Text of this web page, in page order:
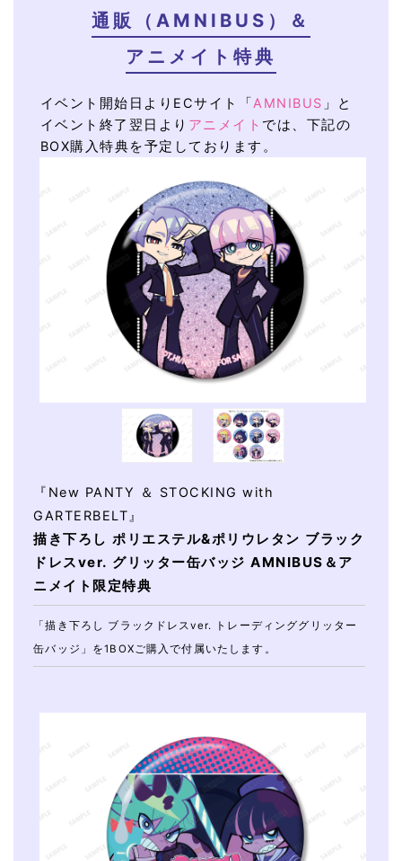
通販（AMNIBUS）＆
アニメイト特典
イベント開始日よりECサイト「AMNIBUS 」と
イベント終了翌日より アニメイト では、下記の
BOX購入特典を予定しております。
描き下ろし ポリエステル&ポリウレタン ブラック
ドレスver. グリッター缶バッジ AMNIBUS＆ア
ニメイト限定特典
『New PANTY ＆ STOCKING with
GARTERBELT』
「描き下ろし ブラックドレスver. トレーディンググリッター
缶バッジ」を1BOXご購入で付属いたします。